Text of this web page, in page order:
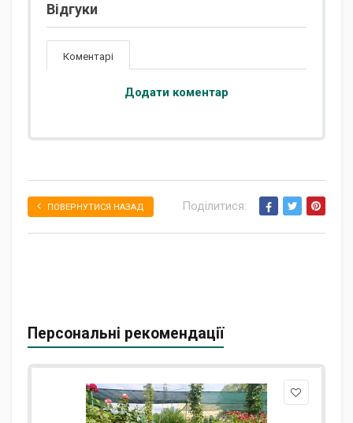
Відгуки
Коментарі
Додати коментар
ПОВЕРНУТИСЯ НАЗАД Поділитися:
Персональні рекомендації